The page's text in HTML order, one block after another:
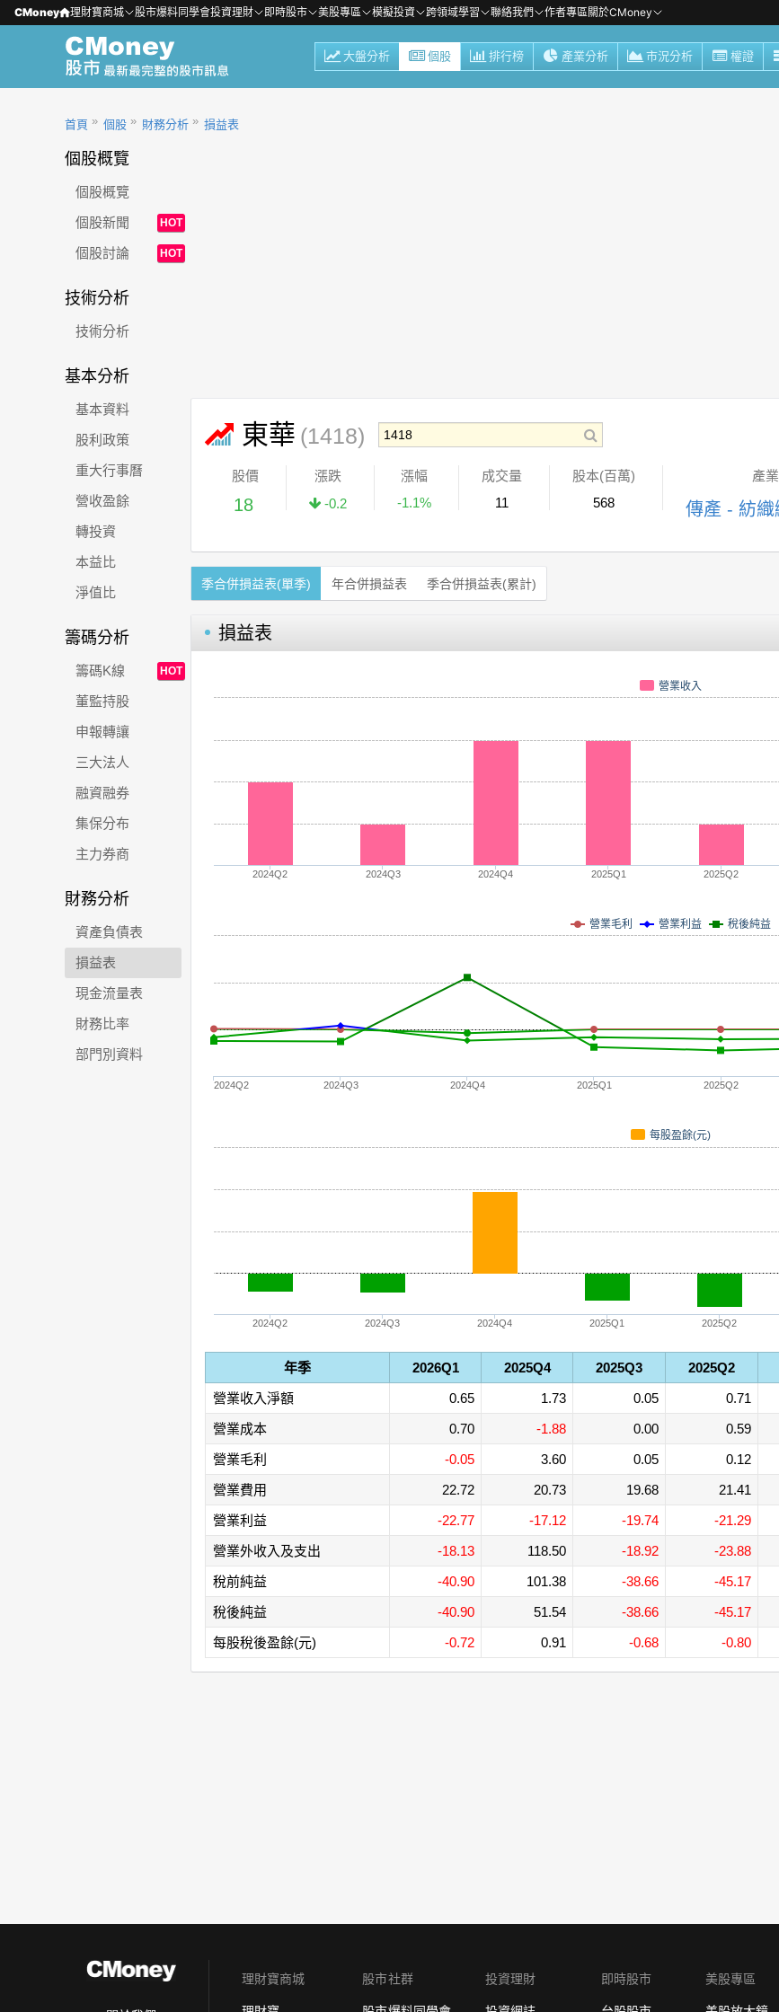
CMoney 理財寶商城 股市爆料同學會投資理財 即時股市 美股專區 模擬投資 跨領域學習 聯絡我們 作者專區關於CMoney
大盤分析 個股 排行榜 產業分析 市況分析 權證
首頁 個股 財務分析 損益表
個股概覽
個股概覽
個股新聞
HOT
個股討論 HOT
技術分析
技術分析
基本分析
基本資料
股利政策
重大行事曆
營收盈餘
轉投資
本益比
淨值比
籌碼分析
籌碼K線 HOT
董監持股
申報轉讓
三大法人
融資融券
集保分布
主力券商
財務分析
資產負債表
損益表
現金流量表
財務比率
部門別資料
東華 (1418)
股價
18
漲跌
-0.2
漲幅
-1.1%
成交量
11
股本(百萬)
568
產業
傳產 - 紡織
季合併損益表(單季) 年合併損益表 季合併損益表(累計)
損益表
營業收入
2024Q2 2024Q3 2024Q4 2025Q1 2025Q2
營業毛利 營業利益 稅後純益
2024Q2 2024Q3 2024Q4 2025Q1 2025Q2
每股盈餘(元)
2024Q2 2024Q3 2024Q4 2025Q1 2025Q2
年季 2026Q1 2025Q4 2025Q3 2025Q2
營業收入淨額
0.65 1.73 0.05 0.71
營業成本
0.70 -1.88 0.00 0.59
營業毛利
-0.05 3.60 0.05 0.12
營業費用
22.72 20.73 19.68 21.41
營業利益
-22.77 -17.12 -19.74 -21.29
營業外收入及支出
-18.13 118.50 -18.92 -23.88
稅前純益
-40.90 101.38 -38.66 -45.17
稅後純益
-40.90 51.54 -38.66 -45.17
每股稅後盈餘(元)
-0.72 0.91 -0.68 -0.80
理財寶商城 股市社群 投資理財 即時股市 美股專區